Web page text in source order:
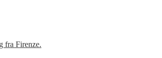
fra Firenze.